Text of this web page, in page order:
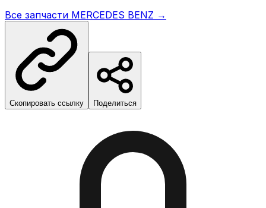
Все запчасти MERCEDES BENZ →
Скопировать ссылку Поделиться